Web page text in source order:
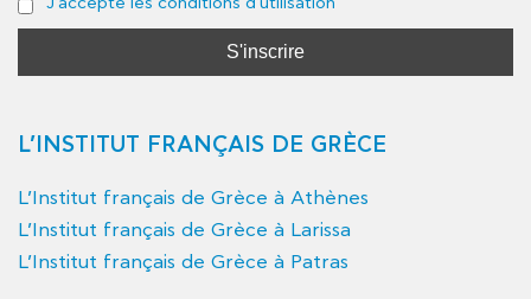
L’INSTITUT FRANÇAIS DE GRÈCE
L’Institut français de Grèce à Athènes
L’Institut français de Grèce à Larissa
L’Institut français de Grèce à Patras